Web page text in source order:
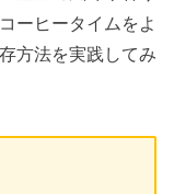
ーヒータイムをよ
方法を実践してみ